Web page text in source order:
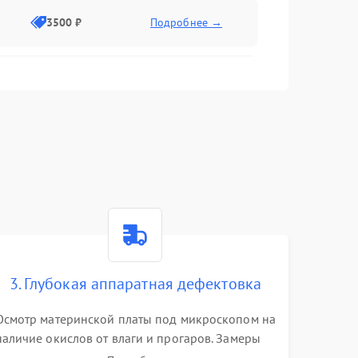
3500 ₽ Подробнее →
3000 ₽ Подробнее →
3. Глубокая аппаратная дефектовка
материнской платы под микроскопом на
окислов от влаги и прогаров. Замеры